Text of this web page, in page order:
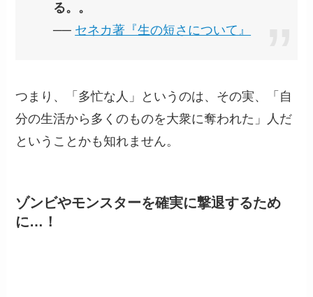
る。。
── セネカ著『生の短さについて』
つまり、「多忙な人」というのは、その実、「自
分の生活から多くのものを大衆に奪われた」人だ
ということかも知れません。
ゾンビやモンスターを確実に撃退するため
に…！